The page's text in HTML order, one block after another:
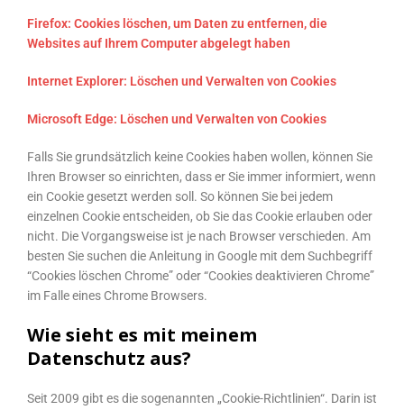
Firefox: Cookies löschen, um Daten zu entfernen, die
Websites auf Ihrem Computer abgelegt haben
Internet Explorer: Löschen und Verwalten von Cookies
Microsoft Edge: Löschen und Verwalten von Cookies
Falls Sie grundsätzlich keine Cookies haben wollen, können Sie
Ihren Browser so einrichten, dass er Sie immer informiert, wenn
ein Cookie gesetzt werden soll. So können Sie bei jedem
einzelnen Cookie entscheiden, ob Sie das Cookie erlauben oder
nicht. Die Vorgangsweise ist je nach Browser verschieden. Am
besten Sie suchen die Anleitung in Google mit dem Suchbegriff
“Cookies löschen Chrome” oder “Cookies deaktivieren Chrome”
im Falle eines Chrome Browsers.
Wie sieht es mit meinem
Datenschutz aus?
Seit 2009 gibt es die sogenannten „Cookie-Richtlinien“. Darin ist